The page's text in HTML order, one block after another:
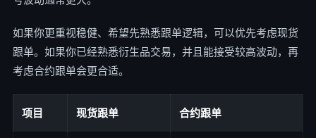
如果你更重视稳健、希望先熟悉跟单逻辑，可以优先考虑现货
跟单。如果你已经熟悉衍生品交易，并且能接受较高波动，再
考虑合约跟单会更合适。
项目 现货跟单 合约跟单